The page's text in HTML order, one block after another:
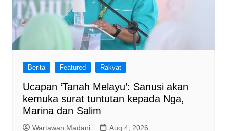
Berita Featured Rakyat
Ucapan ‘Tanah Melayu’: Sanusi akan
kemuka surat tuntutan kepada Nga,
Marina dan Salim
Wartawan Madani Aug 4, 2026